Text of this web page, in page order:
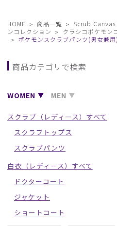
HOME 商品一覧 Scrub Canvas
ンコレクション
クラシコポケモン
ポケモンスクラブパンツ(男女兼用)
商品カテゴリで検索
WOMEN MEN
スクラブ（レディース）すべて
スクラブトップス
スクラブパンツ
白衣（レディース）すべて
ドクターコート
ジャケット
ショートコート